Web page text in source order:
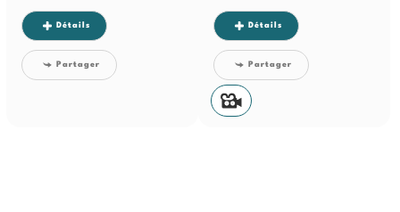
Détails
Partager
Détails
Partager